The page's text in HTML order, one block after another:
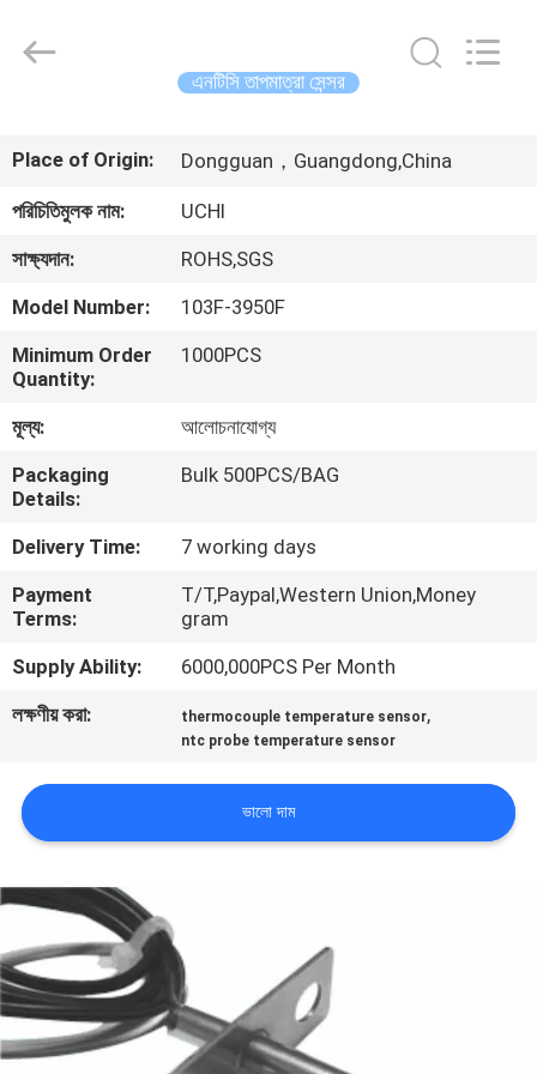
পণ্য
ভিআর
শো
আমাদের
সম্পর্কে
ভ্রমণ
নিয়ন্ত্রণ
করুন
খবর
উদ্ধৃতির
জন্য
আবেদন
Electronics
Co.,Ltd.
এনটিসি তাপমাত্রা সেন্সর
Place of Origin: Dongguan，Guangdong,China
পরিচিতিমুলক নাম:
UCHI
সাক্ষ্যদান:
ROHS,SGS
Model Number:
103F-3950F
Minimum Order
Quantity:
1000PCS
মূল্য:
আলোচনাযোগ্য
Packaging
Details:
Bulk 500PCS/BAG
Delivery Time:
7 working days
Payment
Terms:
T/T,Paypal,Western Union,Money
gram
Supply Ability:
6000,000PCS Per Month
লক্ষণীয় করা:
thermocouple temperature sensor,
ntc probe temperature sensor
ভালো দাম